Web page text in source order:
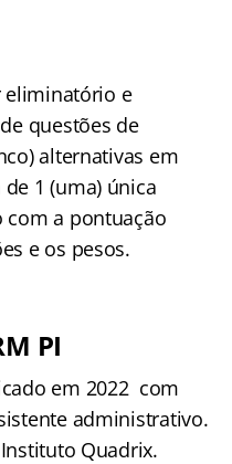
eliminatório e
questões de
alternativas em
1 (uma) única
com a pontuação
e os pesos.
PI
em 2022 com
administrativo.
Quadrix.